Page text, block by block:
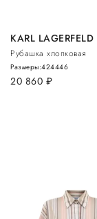
KARL LAGERFELD
Рубашка хлопковая
20 860 руб.
Размеры:424446